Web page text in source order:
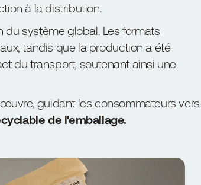
à la distribution.
système global. Les formats
tandis que la production a été
du transport, soutenant ainsi une
guidant les consommateurs vers
de l'emballage.